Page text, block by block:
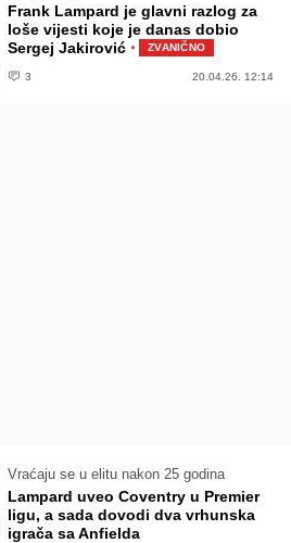
Frank Lampard je glavni razlog za
loše vijesti koje je danas dobio
Sergej Jakirović · ZVANIČNO
3 20.04.26. 12:14
Vraćaju se u elitu nakon 25 godina
Lampard uveo Coventry u Premier
ligu, a sada dovodi dva vrhunska
igrača sa Anfielda